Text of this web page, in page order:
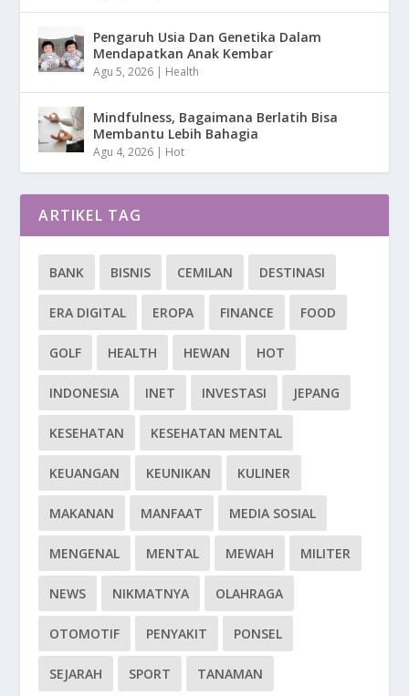
Pengaruh Usia Dan Genetika Dalam
Mendapatkan Anak Kembar
Agu 5, 2026 | Health
Mindfulness, Bagaimana Berlatih Bisa
Membantu Lebih Bahagia
Agu 4, 2026 | Hot
ARTIKEL TAG
BANK BISNIS CEMILAN DESTINASI
ERA DIGITAL EROPA FINANCE FOOD
GOLF HEALTH HEWAN HOT
INDONESIA INET INVESTASI JEPANG
KESEHATAN KESEHATAN MENTAL
KEUANGAN KEUNIKAN KULINER
MAKANAN MANFAAT MEDIA SOSIAL
MENGENAL MENTAL MEWAH MILITER
NEWS NIKMATNYA OLAHRAGA
OTOMOTIF PENYAKIT PONSEL
SEJARAH SPORT TANAMAN